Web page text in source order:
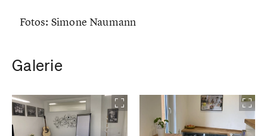
Fotos: Simone Naumann
Galerie